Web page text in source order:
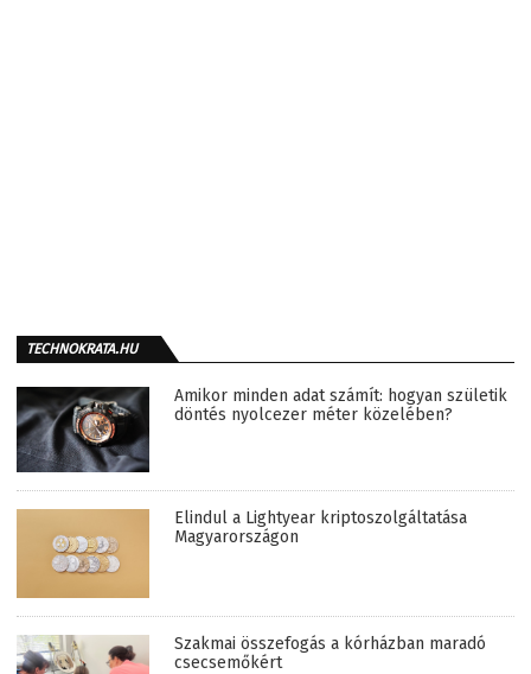
TECHNOKRATA.HU
Amikor minden adat számít: hogyan születik
döntés nyolcezer méter közelében?
Elindul a Lightyear kriptoszolgáltatása
Magyarországon
Szakmai összefogás a kórházban maradó
csecsemőkért